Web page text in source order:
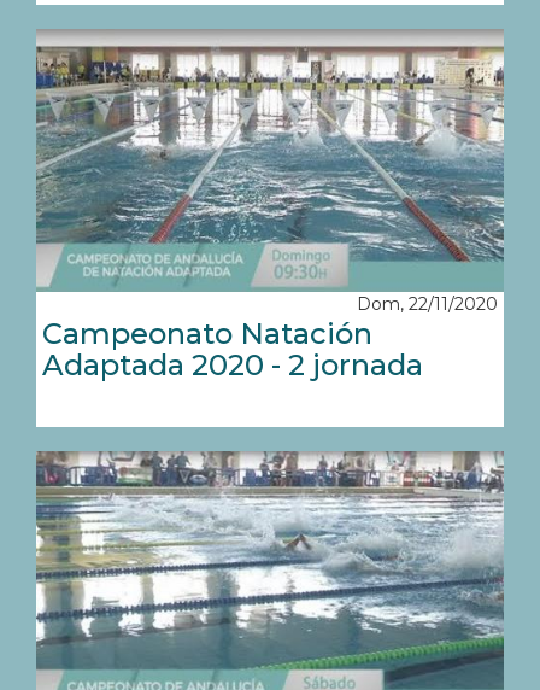
Dom, 22/11/2020
Campeonato Natación
Adaptada 2020 - 2 jornada